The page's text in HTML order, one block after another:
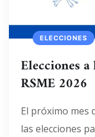
ELECCIONES
Elecciones
RSME 2026
El próximo mes
las elecciones